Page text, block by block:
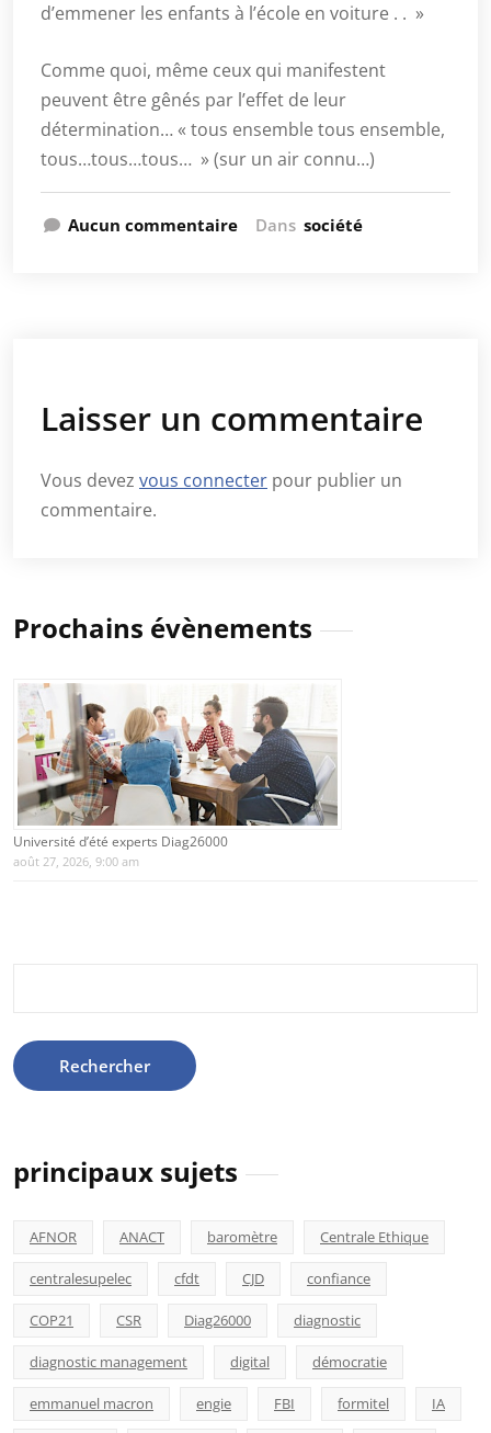
d’emmener les enfants à l’école en voiture . . »
Comme quoi, même ceux qui manifestent
peuvent être gênés par l’effet de leur
détermination… « tous ensemble tous ensemble,
tous…tous…tous… » (sur un air connu…)
Aucun commentaire Dans société
Laisser un commentaire
Vous devez vous connecter pour publier un
commentaire.
Prochains évènements
Université d’été experts Diag26000
août 27, 2026, 9:00 am
principaux sujets
AFNOR ANACT baromètre Centrale Ethique
centralesupelec cfdt CJD confiance
COP21 CSR Diag26000 diagnostic
diagnostic management digital démocratie
emmanuel macron engie FBI formitel IA